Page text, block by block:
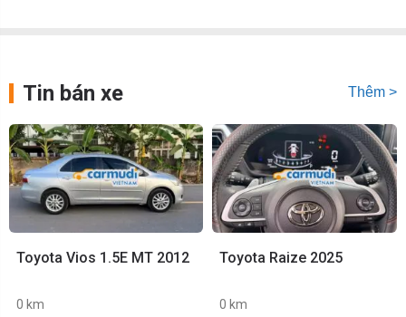
Tin bán xe Thêm >
Toyota Vios 1.5E MT 2012
0 km
Toyota Raize 2025
0 km